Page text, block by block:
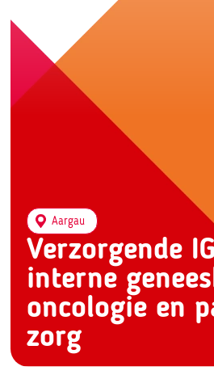
Verzorgende
interne
oncologie en
zorg
Aargau